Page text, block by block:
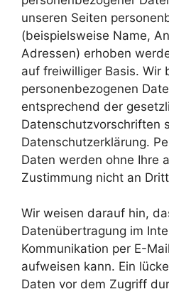
unseren Seiten
(beispielsweise Name,
Adressen) erhoben
auf freiwilliger Basis. Wir
personenbezogenen
entsprechend der
Datenschutzvorschriften
Datenschutzerklärung.
Daten werden ohne Ihre
Zustimmung nicht an
Wir weisen darauf hin,
Datenübertragung im
Kommunikation per E-
aufweisen kann. Ein
Daten vor dem Zugriff